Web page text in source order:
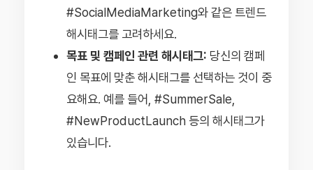
#SocialMediaMarketing와 같은 트렌드
해시태그를 고려하세요.
목표 및 캠페인 관련 해시태그: 당신의 캠페
인 목표에 맞춘 해시태그를 선택하는 것이 중
요해요. 예를 들어, #SummerSale,
#NewProductLaunch 등의 해시태그가
있습니다.